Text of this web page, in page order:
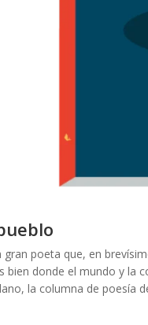
gran poeta que, en
bien donde el mundo y la
la columna de poesía